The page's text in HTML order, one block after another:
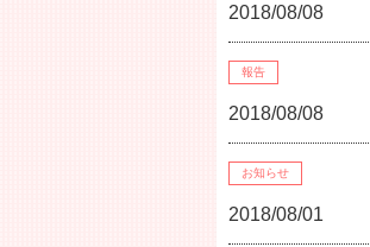
2018/08/08
報告
2018/08/08
お知らせ
2018/08/01